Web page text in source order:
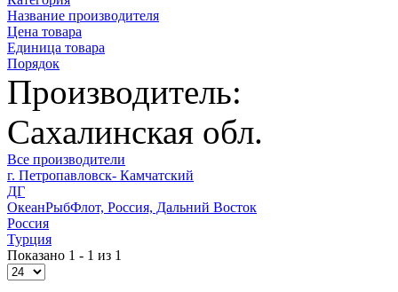
Название производителя
Цена товара
Единица товара
Порядок
Производитель:
Сахалинская обл.
Все производители
г. Петропавловск- Камчатский
ДГ
ОкеанРыбФлот, Россия, Дальний Восток
Россия
Турция
Показано 1 - 1 из 1